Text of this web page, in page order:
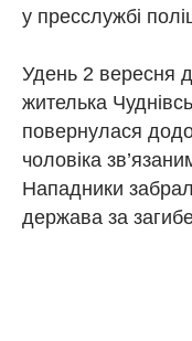
у пресслужбі
Удень 2 вересня
жителька
повернулася
чоловіка
Нападники
держава за